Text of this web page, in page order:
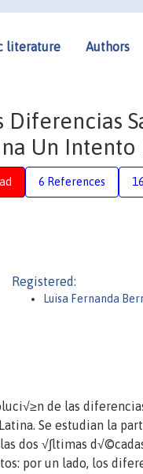
literature Authors
Un
6 References
Registered:
Luisa Fernanda
de las
Se estudian la
dos √∫ltimas
por un lado, los